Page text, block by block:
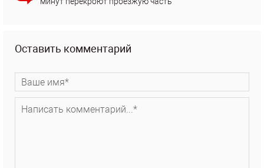
Оставить комментарий